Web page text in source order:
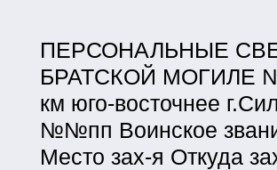
ПЕРСОНАЛЬНЫЕ
БРАТСКОЙ МОГИЛЕ
км юго-восточнее
№№пп Воинское
Место зах-я Откуда